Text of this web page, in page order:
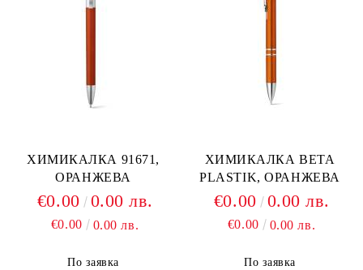
ХИМИКАЛКА 91671,
ОРАНЖЕВА
€0.00 0.00 лв.
€0.00 0.00 лв.
По заявка
ХИМИКАЛКА BETA
PLASTIK, ОРАНЖЕВА
€0.00 0.00 лв.
€0.00 0.00 лв.
По заявка